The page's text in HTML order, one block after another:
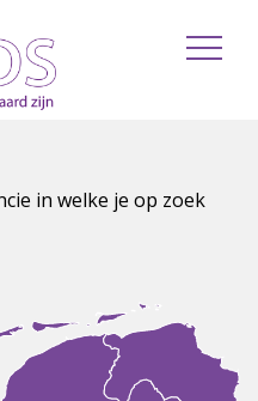
in welke je op zoek